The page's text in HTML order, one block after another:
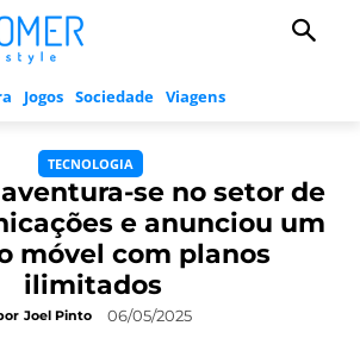
Jogos Sociedade Viagens
TECNOLOGIA
se no setor de
e anunciou um
móvel com planos
ilimitados
Joel Pinto 06/05/2025